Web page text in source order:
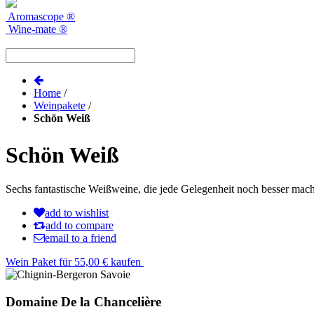
Aromascope ®
Wine-mate ®
Home /
Weinpakete /
Schön Weiß
Schön Weiß
Sechs fantastische Weißweine, die jede Gelegenheit noch besser
add to wishlist
add to compare
email to a friend
Wein Paket für 55,00 € kaufen
Domaine De la Chancelière